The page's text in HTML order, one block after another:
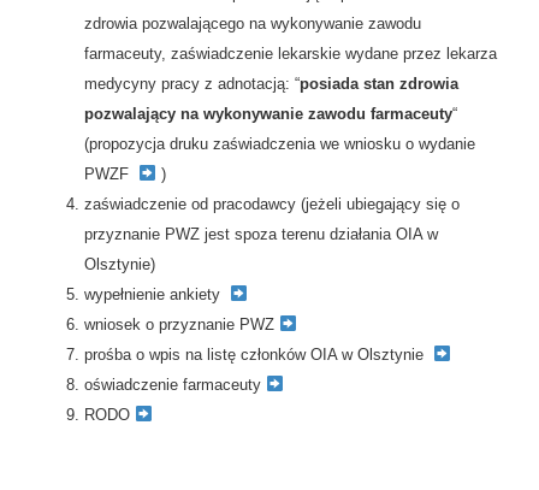
zdrowia pozwalającego na wykonywanie zawodu
farmaceuty, zaświadczenie lekarskie wydane przez lekarza
medycyny pracy z adnotacją: “posiada stan zdrowia
pozwalający na wykonywanie zawodu farmaceuty“
(propozycja druku zaświadczenia we wniosku o wydanie
PWZF
)
zaświadczenie od pracodawcy (jeżeli ubiegający się o
przyznanie PWZ jest spoza terenu działania OIA w
Olsztynie)
wypełnienie ankiety
wniosek o przyznanie PWZ
prośba o wpis na listę członków OIA w Olsztynie
oświadczenie farmaceuty
RODO